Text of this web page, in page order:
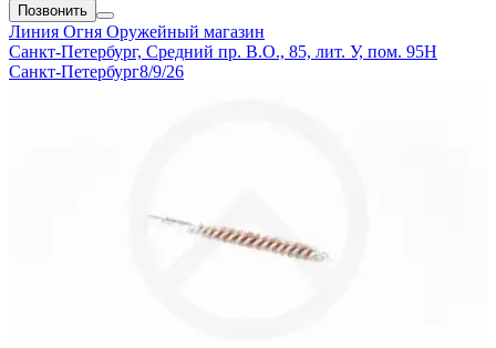
Позвонить
Линия Огня Оружейный магазин
Санкт-Петербург, Средний пр. В.О., 85, лит. У, пом. 95Н
Санкт-Петербург8/9/26